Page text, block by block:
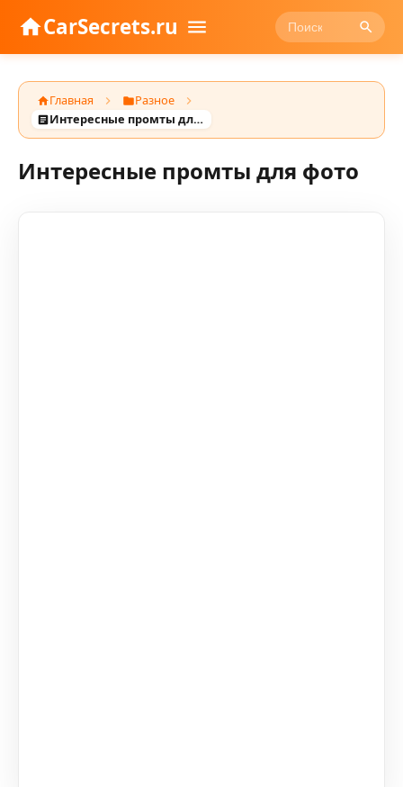
CarSecrets.ru
Главная
Разное
Интересные промты для фото
Интересные промты для фото